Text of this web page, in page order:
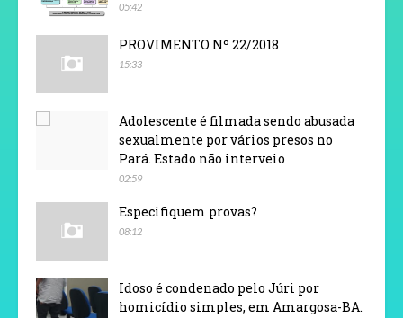
05:42
PROVIMENTO Nº 22/2018
15:33
Adolescente é filmada sendo abusada
sexualmente por vários presos no
Pará. Estado não interveio
02:59
Especifiquem provas?
08:12
Idoso é condenado pelo Júri por
homicídio simples, em Amargosa-BA.